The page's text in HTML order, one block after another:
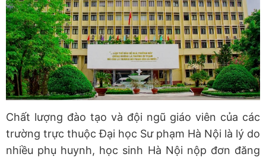
Chất lượng đào tạo và đội ngũ giáo viên của các
trường trực thuộc Đại học Sư phạm Hà Nội là lý do
nhiều phụ huynh, học sinh Hà Nội nộp đơn đăng